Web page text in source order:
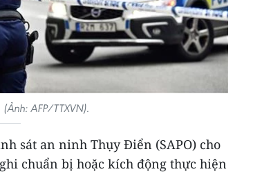
AFP/TTXVN).
sát an ninh Thụy Điển (SAPO) cho
chuẩn bị hoặc kích động thực hiện